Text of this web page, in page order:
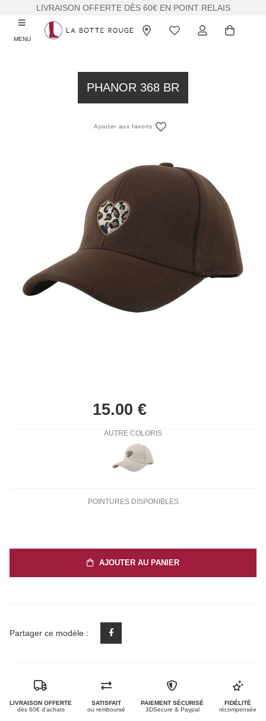
LIVRAISON OFFERTE DÈS 60€ EN POINT RELAIS
MENU
PHANOR 368 BR
Ajouter aux favoris
AUTRE COLORIS
POINTURES DISPONIBLES
AJOUTER AU PANIER
Partager ce modèle :
LIVRAISON OFFERTE
dès 60€ d'achats
SATISFAIT
ou remboursé
PAIEMENT SÉCURISÉ
3DSecure & Paypal
FIDÉLITÉ
récompensée